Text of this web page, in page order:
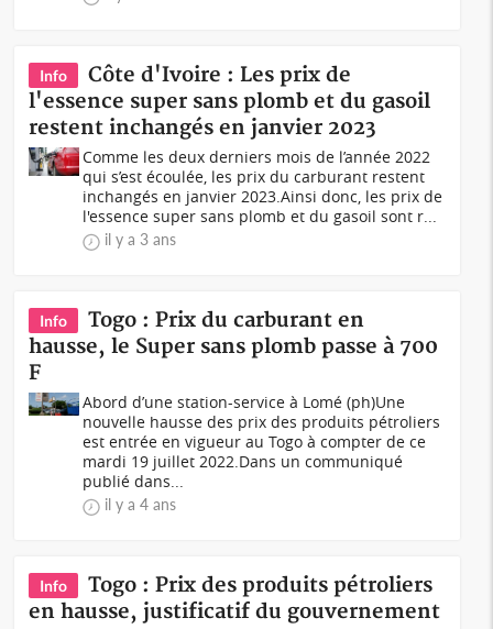
Info
Côte d'Ivoire : Les prix de
l'essence super sans plomb et du gasoil
restent inchangés en janvier 2023
Comme les deux derniers mois de l’année 2022
qui s’est écoulée, les prix du carburant restent
inchangés en janvier 2023.Ainsi donc, les prix de
l'essence super sans plomb et du gasoil sont r...
il y a 3 ans
Info
Togo : Prix du carburant en
hausse, le Super sans plomb passe à 700
F
Abord d’une station-service à Lomé (ph)Une
nouvelle hausse des prix des produits pétroliers
est entrée en vigueur au Togo à compter de ce
mardi 19 juillet 2022.Dans un communiqué
publié dans...
il y a 4 ans
Info
Togo : Prix des produits pétroliers
en hausse, justificatif du gouvernement